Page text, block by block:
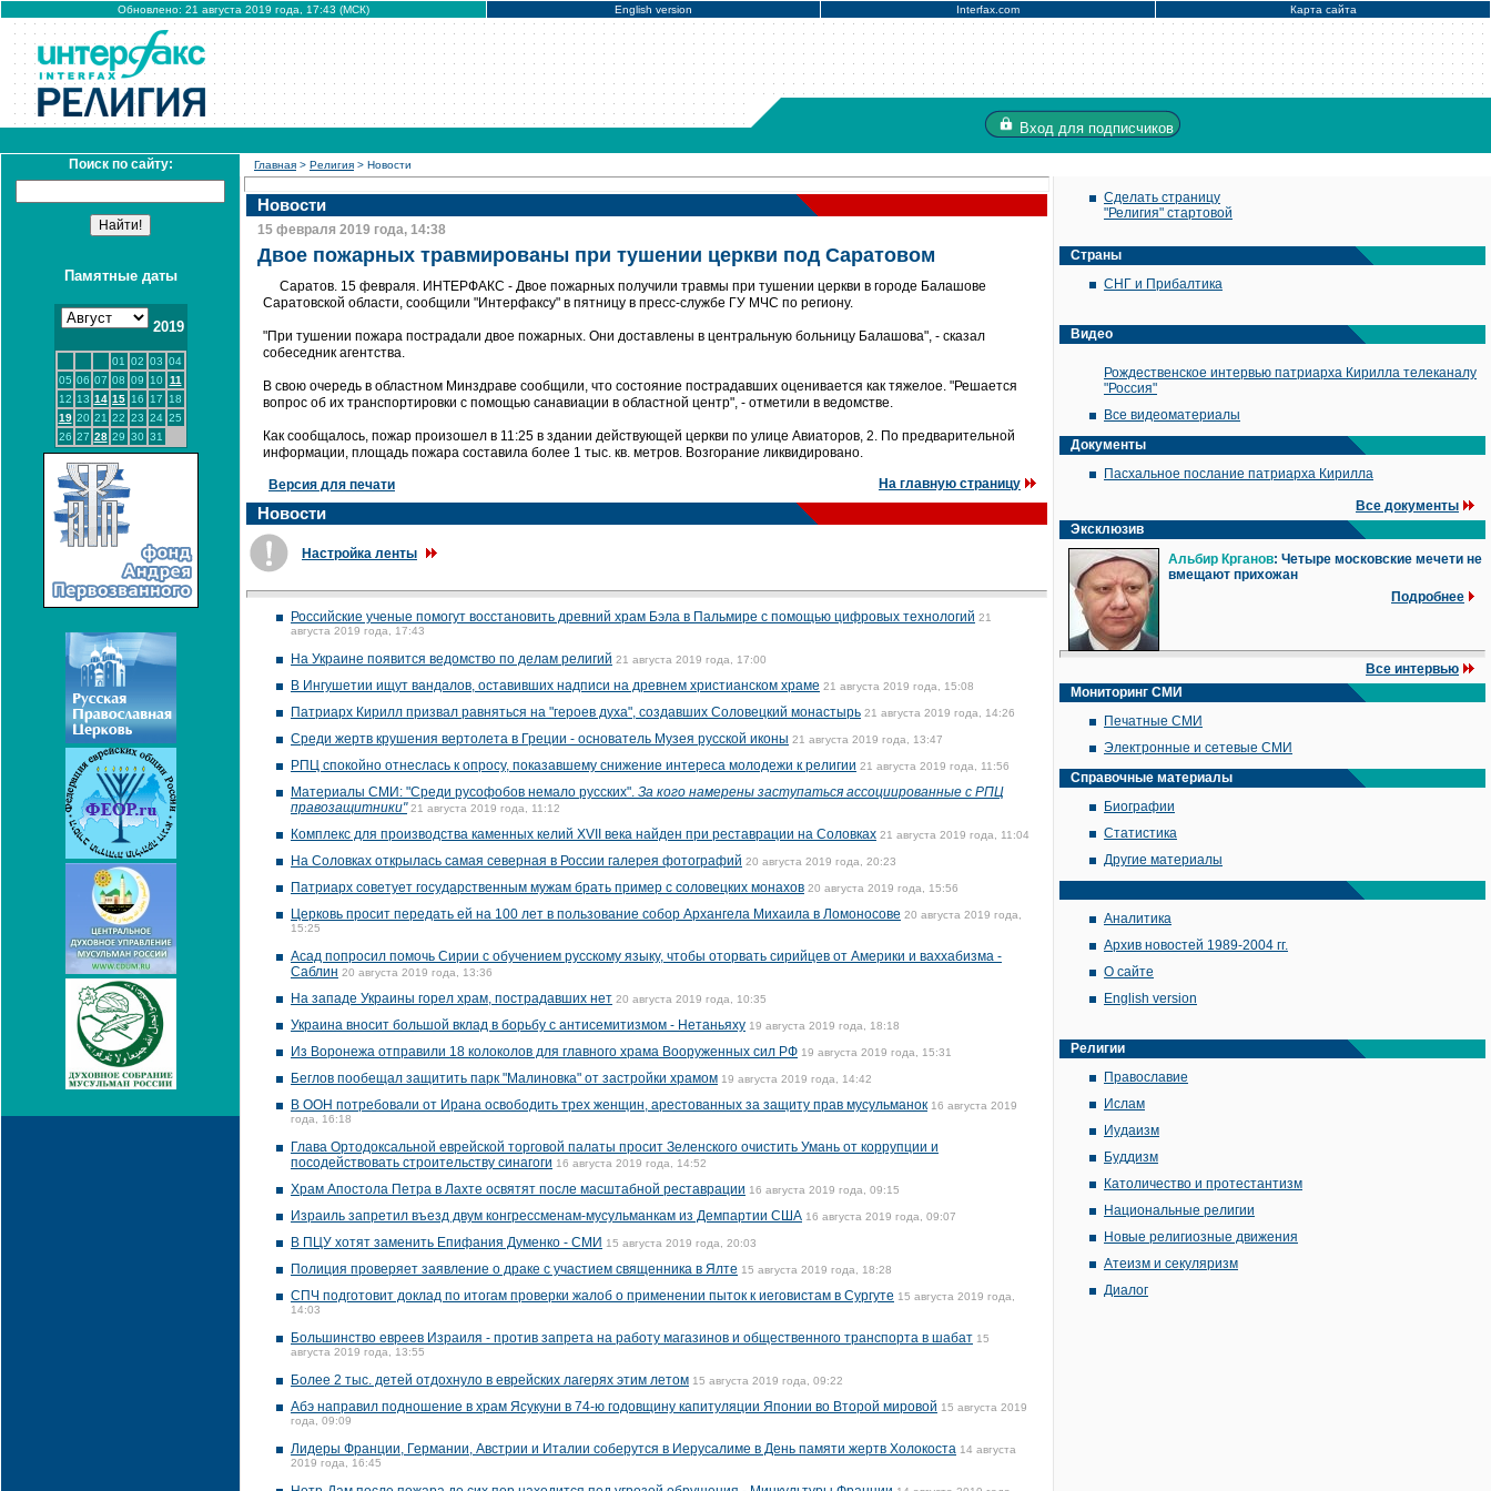
Обновлено: 21 августа 2019 года, 17:43 (МСК) English version Interfax.com Карта сайта
Вход для подписчиков
Поиск по сайту:
Памятные даты
2019
01 02 03 04
05 06 07 08 09 10
11
12 13 14 15 16 17
18
19 20 21 22 23 24 25
26 27 28 29 30 31
Главная > Религия > Новости
Новости
15 февраля 2019 года, 14:38
Двое пожарных травмированы при тушении церкви под Саратовом
Саратов. 15 февраля. ИНТЕРФАКС - Двое пожарных получили травмы при тушении церкви в городе Балашове
Саратовской области, сообщили "Интерфаксу" в пятницу в пресс-службе ГУ МЧС по региону.
"При тушении пожара пострадали двое пожарных. Они доставлены в центральную больницу Балашова", - сказал
собеседник агентства.
В свою очередь в областном Минздраве сообщили, что состояние пострадавших оценивается как тяжелое. "Решается
вопрос об их транспортировки с помощью санавиации в областной центр", - отметили в ведомстве.
Как сообщалось, пожар произошел в 11:25 в здании действующей церкви по улице Авиаторов, 2. По предварительной
информации, площадь пожара составила более 1 тыс. кв. метров. Возгорание ликвидировано.
Версия для печати На главную страницу
Новости
Настройка ленты
Российские ученые помогут восстановить древний храм Бэла в Пальмире с помощью цифровых технологий 21
августа 2019 года, 17:43
На Украине появится ведомство по делам религий 21 августа 2019 года, 17:00
В Ингушетии ищут вандалов, оставивших надписи на древнем христианском храме 21 августа 2019 года, 15:08
Патриарх Кирилл призвал равняться на "героев духа", создавших Соловецкий монастырь 21 августа 2019 года, 14:26
Среди жертв крушения вертолета в Греции - основатель Музея русской иконы 21 августа 2019 года, 13:47
РПЦ спокойно отнеслась к опросу, показавшему снижение интереса молодежи к религии 21 августа 2019 года, 11:56
Материалы СМИ: "Среди русофобов немало русских". За кого намерены заступаться ассоциированные с РПЦ
правозащитники" 21 августа 2019 года, 11:12
Комплекс для производства каменных келий XVII века найден при реставрации на Соловках 21 августа 2019 года, 11:04
На Соловках открылась самая северная в России галерея фотографий 20 августа 2019 года, 20:23
Патриарх советует государственным мужам брать пример с соловецких монахов 20 августа 2019 года, 15:56
Церковь просит передать ей на 100 лет в пользование собор Архангела Михаила в Ломоносове 20 августа 2019 года,
15:25
Асад попросил помочь Сирии с обучением русскому языку, чтобы оторвать сирийцев от Америки и ваххабизма -
Саблин 20 августа 2019 года, 13:36
На западе Украины горел храм, пострадавших нет 20 августа 2019 года, 10:35
Украина вносит большой вклад в борьбу с антисемитизмом - Нетаньяху 19 августа 2019 года, 18:18
Из Воронежа отправили 18 колоколов для главного храма Вооруженных сил РФ 19 августа 2019 года, 15:31
Беглов пообещал защитить парк "Малиновка" от застройки храмом 19 августа 2019 года, 14:42
В ООН потребовали от Ирана освободить трех женщин, арестованных за защиту прав мусульманок 16 августа 2019
года, 16:18
Глава Ортодоксальной еврейской торговой палаты просит Зеленского очистить Умань от коррупции и
посодействовать строительству синагоги 16 августа 2019 года, 14:52
Храм Апостола Петра в Лахте освятят после масштабной реставрации 16 августа 2019 года, 09:15
Израиль запретил въезд двум конгрессменам-мусульманкам из Демпартии США 16 августа 2019 года, 09:07
В ПЦУ хотят заменить Епифания Думенко - СМИ 15 августа 2019 года, 20:03
Полиция проверяет заявление о драке с участием священника в Ялте 15 августа 2019 года, 18:28
СПЧ подготовит доклад по итогам проверки жалоб о применении пыток к иеговистам в Сургуте 15 августа 2019 года,
14:03
Большинство евреев Израиля - против запрета на работу магазинов и общественного транспорта в шабат 15
августа 2019 года, 13:55
Более 2 тыс. детей отдохнуло в еврейских лагерях этим летом 15 августа 2019 года, 09:22
Абэ направил подношение в храм Ясукуни в 74-ю годовщину капитуляции Японии во Второй мировой 15 августа 2019
года, 09:09
Лидеры Франции, Германии, Австрии и Италии соберутся в Иерусалиме в День памяти жертв Холокоста 14 августа
2019 года, 16:45
Сделать страницу
"Религия" стартовой
Страны
СНГ и Прибалтика
Видео
Рождественское интервью патриарха Кирилла телеканалу
"Россия"
Все видеоматериалы
Документы
Пасхальное послание патриарха Кирилла
Все документы
Эксклюзив
Альбир Крганов: Четыре московские мечети не
вмещают прихожан
Подробнее
Все интервью
Мониторинг СМИ
Печатные СМИ
Электронные и сетевые СМИ
Справочные материалы
Биографии
Статистика
Другие материалы
Аналитика
Архив новостей 1989-2004 гг.
О сайте
English version
Религии
Православие
Ислам
Иудаизм
Буддизм
Католичество и протестантизм
Национальные религии
Новые религиозные движения
Атеизм и секуляризм
Диалог